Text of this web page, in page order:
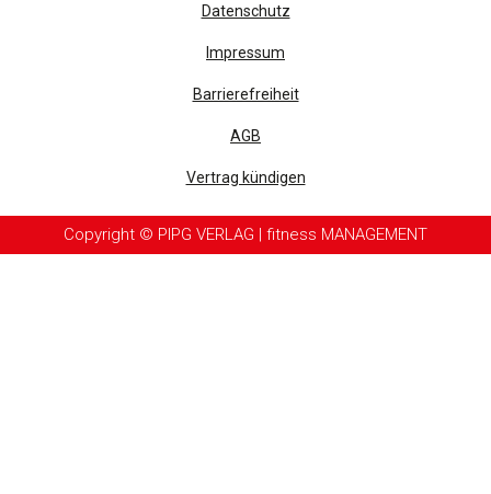
Datenschutz
Impressum
Barrierefreiheit
AGB
Vertrag kündigen
Copyright © PIPG VERLAG | fitness MANAGEMENT